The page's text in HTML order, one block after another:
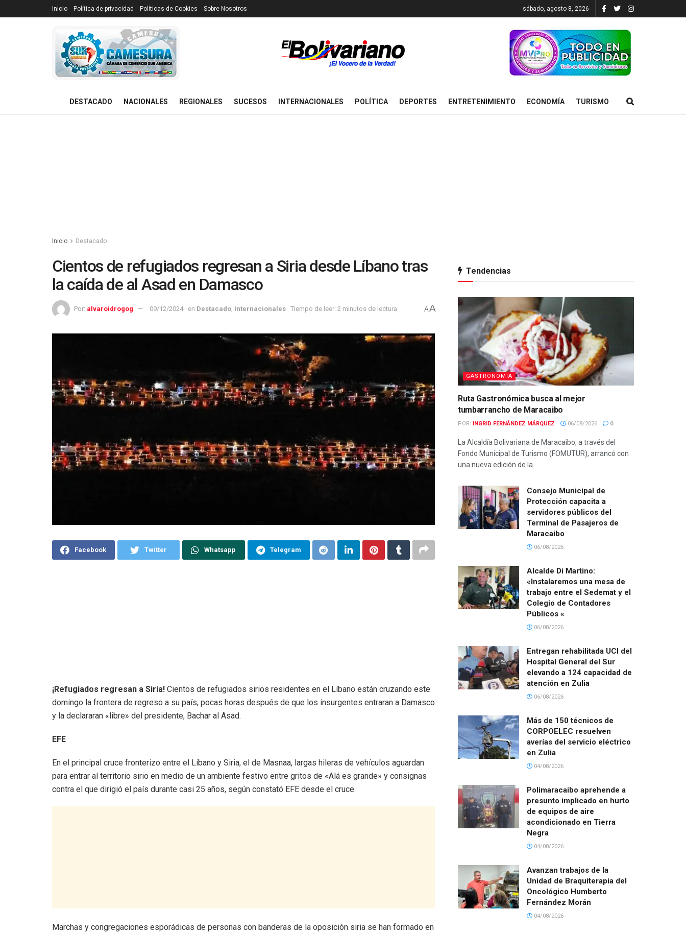
Inicio Política de privacidad Políticas de Cookies Sobre Nosotros sábado, agosto 8, 2026
DESTACADO NACIONALES REGIONALES SUCESOS INTERNACIONALES POLÍTICA DEPORTES ENTRETENIMIENTO ECONOMÍA TURISMO
Inicio Destacado
Cientos de refugiados regresan a Siria desde Líbano tras
la caída de al Asad en Damasco
Por: alvaroidrogog 09/12/2024 en Destacado Internacionales Tiempo de leer: 2 minutos de lectura AA
Facebook Twitter Whatsapp Telegram
¡Refugiados regresan a Siria! Cientos de refugiados sirios residentes en el Líbano están cruzando este
domingo la frontera de regreso a su país, pocas horas después de que los insurgentes entraran a Damasco
y la declararan «libre» del presidente, Bachar al Asad.
EFE
En el principal cruce fronterizo entre el Líbano y Siria, el de Masnaa, largas hileras de vehículos aguardan
para entrar al territorio sirio en medio de un ambiente festivo entre gritos de «Alá es grande» y consignas
contra el que dirigió el país durante casi 25 años, según constató EFE desde el cruce.
Marchas y congregaciones esporádicas de personas con banderas de la oposición siria se han formado en
Tendencias
GASTRONOMIA
Ruta Gastronómica busca al mejor
tumbarrancho de Maracaibo
POR: INGRID FERNÁNDEZ MÁRQUEZ 06/08/2026 0
La Alcaldía Bolivariana de Maracaibo, a través del
Fondo Municipal de Turismo (FOMUTUR), arrancó con
una nueva edición de la...
Consejo Municipal de
Protección capacita a
servidores públicos del
Terminal de Pasajeros de
Maracaibo
06/08/2026
Alcalde Di Martino:
«Instalaremos una mesa de
trabajo entre el Sedemat y el
Colegio de Contadores
Públicos «
06/08/2026
Entregan rehabilitada UCI del
Hospital General del Sur
elevando a 124 capacidad de
atención en Zulia
06/08/2026
Más de 150 técnicos de
CORPOELEC resuelven
averías del servicio eléctrico
en Zulia
04/08/2026
Polimaracaibo aprehende a
presunto implicado en hurto
de equipos de aire
acondicionado en Tierra
Negra
04/08/2026
Avanzan trabajos de la
Unidad de Braquiterapia del
Oncológico Humberto
Fernández Morán
04/08/2026